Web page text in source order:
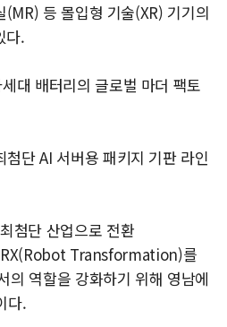
등 몰입형 기술(XR) 기기의
다.
대 배터리의 글로벌 마더 팩토
단 AI 서버용 패키지 기판 라인
첨단 산업으로 전환
Transformation)를
의 역할을 강화하기 위해 영남에
다.